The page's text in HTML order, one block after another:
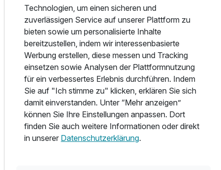
angeboten. Auch vegetarische und glutenfreie Speisen
werden serviert. Das Hotel verfügt über ein Restaurant,
welches mit internationaler und ungarischer Küche
auftischt.
Die Therme Sárvár ist bekannt für das Heilwasser, welches
Balsam für schmerzende Gelenke und rheumatische
Beschwerden ist. Das 43 °C heiße Wasser kommt aus
2.000 m Tiefe und weist einen hohen Salzgehalt auf, der
entschlackend und reinigend auf den Körper wirkt.
Im Haupthaus unserer gemeinsam betriebenen
Onyx****Luxus-Unterkunft kann unser Fitnesscenter
Technologien, um einen sicheren und
zuverlässigen Service auf unserer Plattform zu
bieten sowie um personalisierte Inhalte
bereitzustellen, indem wir interessenbasierte
Werbung erstellen, diese messen und Tracking
einsetzen sowie Analysen der Plattformnutzung
für ein verbessertes Erlebnis durchführen. Indem
Sie auf "Ich stimme zu" klicken, erklären Sie sich
damit einverstanden. Unter “Mehr anzeigen”
können Sie Ihre Einstellungen anpassen. Dort
finden Sie auch weitere Informationen oder direkt
in unserer Datenschutzerklärung.